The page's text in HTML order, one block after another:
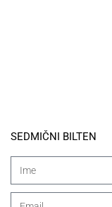
SEDMIČNI BILTEN